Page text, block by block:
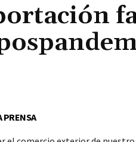
PRENSA